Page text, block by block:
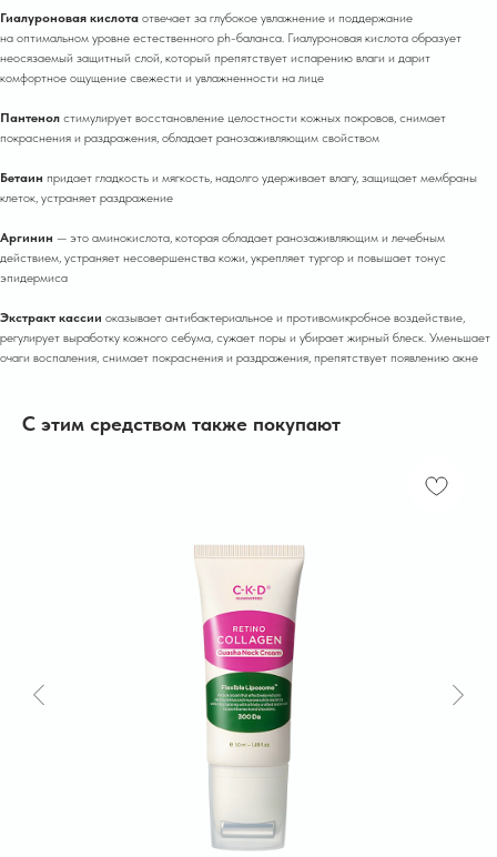
Гиалуроновая кислота отвечает за глубокое увлажнение и поддержание
на оптимальном уровне естественного ph-баланса. Гиалуроновая кислота образует
неосязаемый защитный слой, который препятствует испарению влаги и дарит
комфортное ощущение свежести и увлажненности на лице
Пантенол стимулирует восстановление целостности кожных покровов, снимает
покраснения и раздражения, обладает ранозаживляющим свойством
Бетаин придает гладкость и мягкость, надолго удерживает влагу, защищает мембраны
клеток, устраняет раздражение
Аргинин — это аминокислота, которая обладает ранозаживляющим и лечебным
действием, устраняет несовершенства кожи, укрепляет тургор и повышает тонус
эпидермиса
Экстракт кассии оказывает антибактериальное и противомикробное воздействие,
регулирует выработку кожного себума, сужает поры и убирает жирный блеск. Уменьшает
очаги воспаления, снимает покраснения и раздражения, препятствует появлению акне
С этим средством также покупают